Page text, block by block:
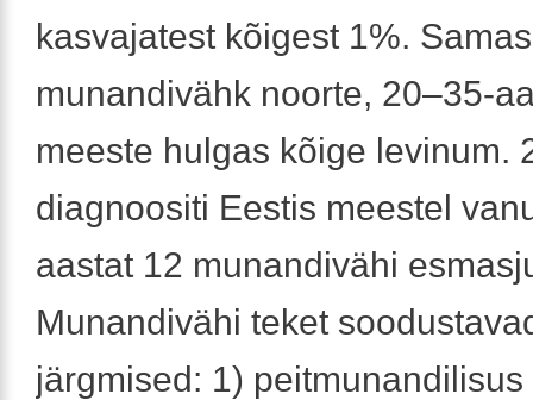
kasvajatest kõigest 1%.
munandivähk noorte, 20–35-
meeste hulgas kõige levinum.
diagnoositi Eestis meestel
aastat 12 munandivähi
Munandivähi teket
järgmised: 1) peitmunandilisus